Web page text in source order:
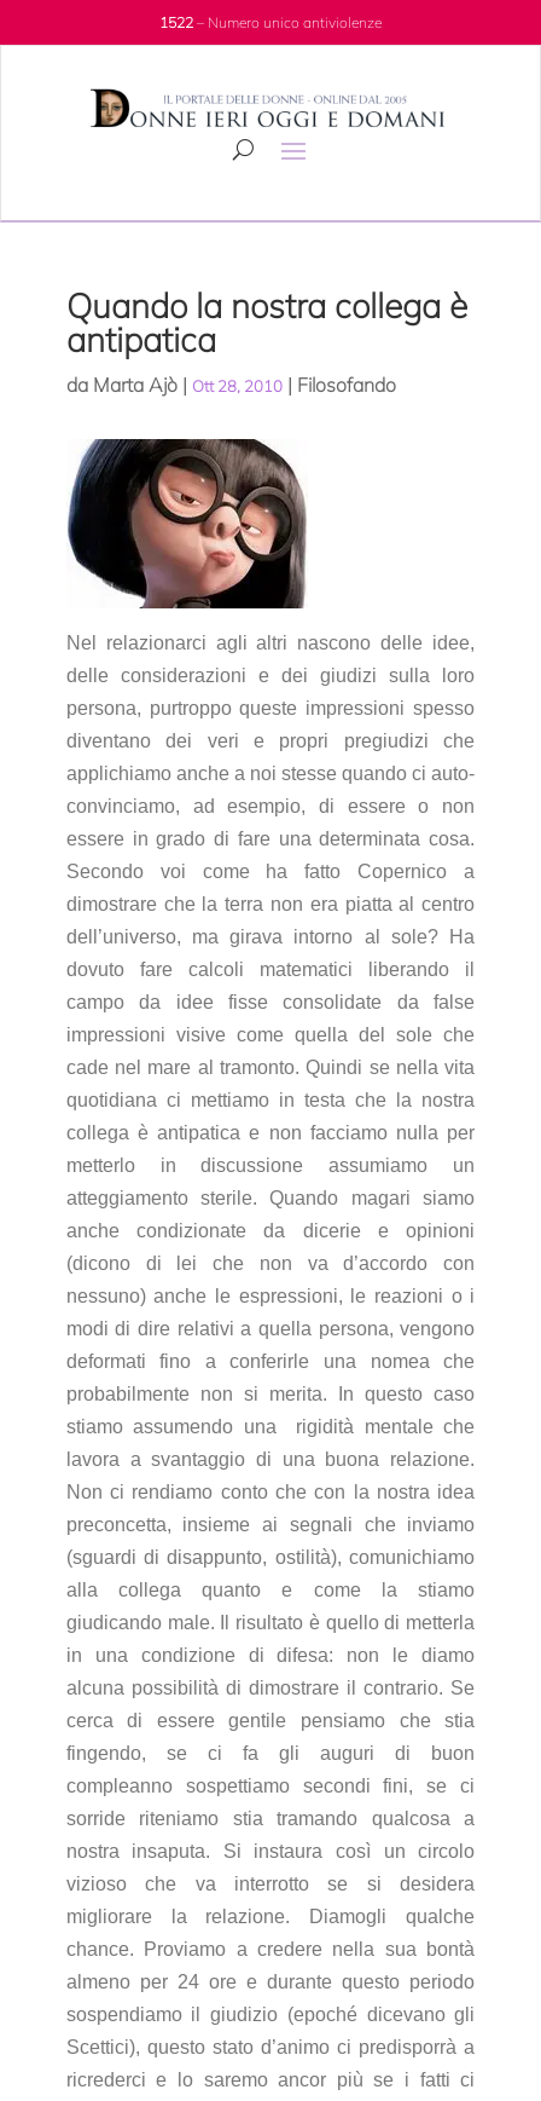
1522– Numero unico antiviolenze
Quando la nostra collega è
antipatica
da Marta Ajò| Ott 28, 2010| Filosofando
Nel relazionarci agli altri nascono delle idee,
delle considerazioni e dei giudizi sulla loro
persona, purtroppo queste impressioni spesso
diventano dei veri e propri pregiudizi che
applichiamo anche a noi stesse quando ci auto-
convinciamo, ad esempio, di essere o non
essere in grado di fare una determinata cosa.
Secondo voi come ha fatto Copernico a
dimostrare che la terra non era piatta al centro
dell’universo, ma girava intorno al sole? Ha
dovuto fare calcoli matematici liberando il
campo da idee fisse consolidate da false
impressioni visive come quella del sole che
cade nel mare al tramonto. Quindi se nella vita
quotidiana ci mettiamo in testa che la nostra
collega è antipatica e non facciamo nulla per
metterlo in discussione assumiamo un
atteggiamento sterile. Quando magari siamo
anche condizionate da dicerie e opinioni
(dicono di lei che non va d’accordo con
nessuno) anche le espressioni, le reazioni o i
modi di dire relativi a quella persona, vengono
deformati fino a conferirle una nomea che
probabilmente non si merita. In questo caso
stiamo assumendo una
rigidità mentale che
lavora a svantaggio di una buona relazione.
Non ci rendiamo conto che con la nostra idea
preconcetta, insieme ai segnali che inviamo
(sguardi di disappunto, ostilità), comunichiamo
alla collega quanto e come la stiamo
giudicando male. Il risultato è quello di metterla
in una condizione di difesa: non le diamo
alcuna possibilità di dimostrare il contrario. Se
cerca di essere gentile pensiamo che stia
fingendo, se ci fa gli auguri di buon
compleanno sospettiamo secondi fini, se ci
sorride riteniamo stia tramando qualcosa a
nostra insaputa. Si instaura così un circolo
vizioso che va interrotto se si desidera
migliorare la relazione. Diamogli qualche
chance. Proviamo a credere nella sua bontà
almeno per 24 ore e durante questo periodo
sospendiamo il giudizio (epoché dicevano gli
Scettici), questo stato d’animo ci predisporrà a
ricrederci e lo saremo ancor più se i fatti ci